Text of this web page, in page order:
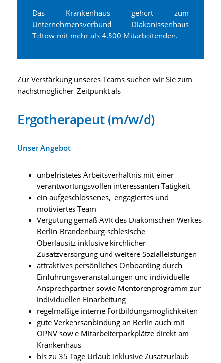
Das Krankenhaus gehört zum
Unternehmensverbund Diakonissenhaus
Teltow mit mehr als 4.500 Mitarbeitenden.
Zur Verstärkung unseres Teams suchen wir Sie zum
nächstmöglichen Zeitpunkt als
Ergotherapeut (m/w/d)
Unser Angebot
unbefristetes Arbeitsverhältnis mit einer
verantwortungsvollen interessanten Tätigkeit
ein aufgeschlossenes, engagiertes und
motiviertes Team
Vergütung gemäß AVR des Diakonischen Werkes
Berlin-Brandenburg-schlesische
Oberlausitz inklusive kirchlicher
Zusatzversorgung und weitere Sozialleistungen
attraktives persönliches Onboarding durch
Einführungsveranstaltungen und individuelle
Ansprechpartner sowie Mentorenprogramm zur
individuellen Einarbeitung
regelmäßige interne Fortbildungsmöglichkeiten
gute Verkehrsanbindung an Berlin auch mit
ÖPNV sowie Mitarbeiterparkplätze direkt am
Krankenhaus
bis zu 35 Tage Urlaub inklusive Zusatzurlaub